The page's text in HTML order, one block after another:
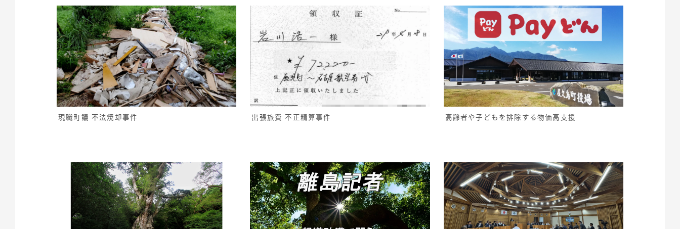
現職町議 不法焼却事件 出張旅費 不正精算事件 高齢者や子どもを排除する物価高支援